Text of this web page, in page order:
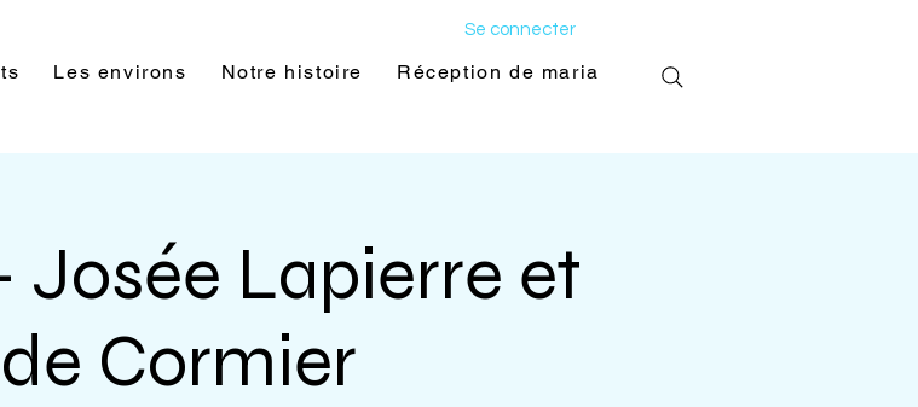
Les environs Notre histoire Réception de mariage Galerie photo
Se connecter
Josée Lapierre et
Cormier